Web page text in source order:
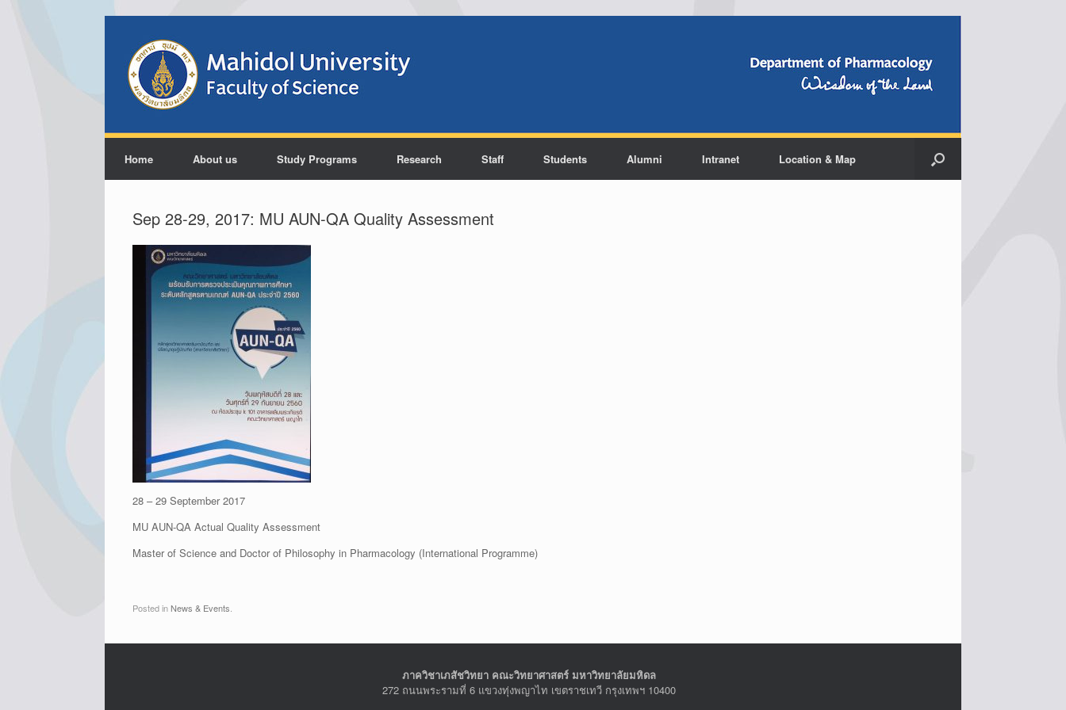
Home About us Study Programs Research Staff Students Alumni Intranet Location & Map
Sep 28-29, 2017: MU AUN-QA Quality Assessment
28 – 29 September 2017
MU AUN-QA Actual Quality Assessment
Master of Science and Doctor of Philosophy in Pharmacology (International Programme)
Posted in News & Events
ภาควิชาเภสัชวิทยา คณะวิทยาศาสตร์ มหาวิทยาลัยมหิดล
272 ถนนพระรามที่ 6 แขวงทุ่งพญาไท เขตราชเทวี กรุงเทพฯ 10400